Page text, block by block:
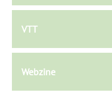
VTT
Webzine